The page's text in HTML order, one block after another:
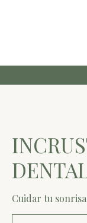
Cuidar tu